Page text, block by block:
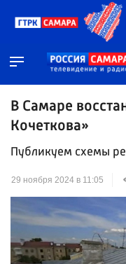
В Самаре
Кочеткова»
Публикуем схемы
29 ноября 2024 в 11:05